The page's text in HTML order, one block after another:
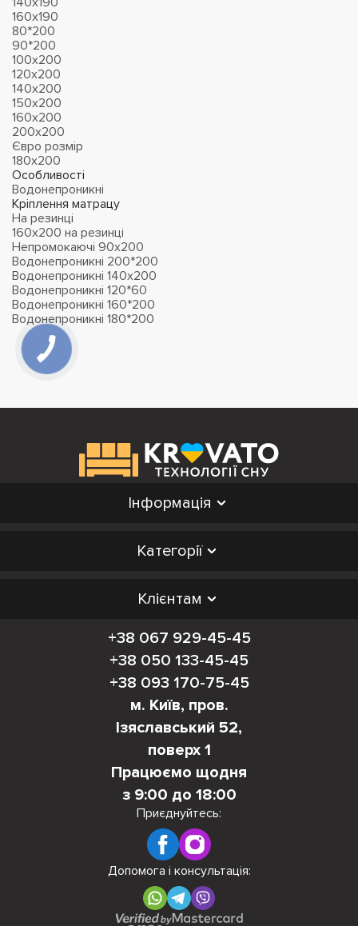
160х190
80*200
90*200
100х200
120х200
140х200
150х200
160х200
200х200
Євро розмір
180х200
Особливості
Водонепроникні
Кріплення матрацу
На резинці
160х200 на резинці
Непромокаючі 90х200
Водонепроникні 200*200
Водонепроникні 140х200
Водонепроникні 120*60
Водонепроникні 160*200
Водонепроникні 180*200
Інформація
Категорії
Клієнтам
+38 067 929-45-45
+38 050 133-45-45
+38 093 170-75-45
м. Київ, пров.
Ізяславський 52,
поверх 1
Працюємо щодня
з 9:00 до 18:00
Приєднуйтесь:
Допомога і консультація: